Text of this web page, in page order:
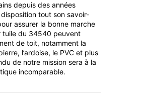
depuis des années
tout son savoir-
assurer la bonne marche
tuile du 34540 peuvent
de toit, notamment la
l’ardoise, le PVC et plus
de notre mission sera à la
incomparable.